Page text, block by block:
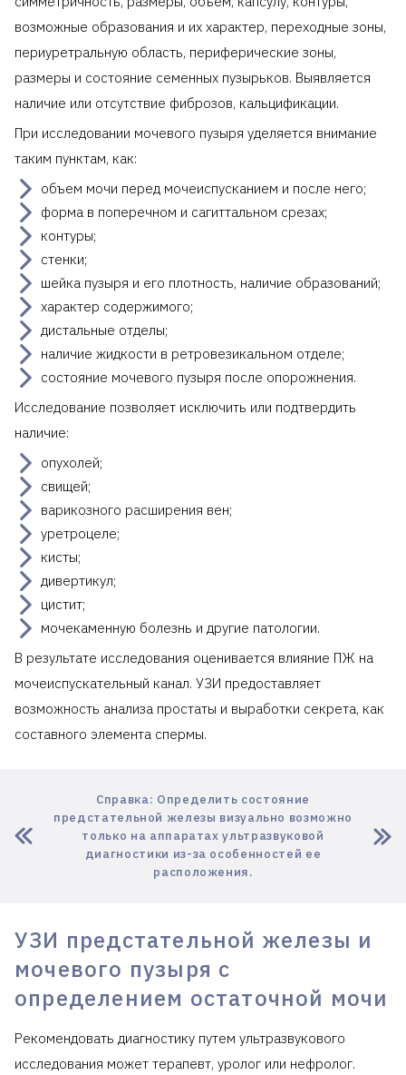
возможные образования и их характер, переходные зоны,
периуретральную область, периферические зоны,
размеры и состояние семенных пузырьков. Выявляется
наличие или отсутствие фиброзов, кальцификации.
При исследовании мочевого пузыря уделяется внимание
таким пунктам, как:
объем мочи перед мочеиспусканием и после него;
форма в поперечном и сагиттальном срезах;
контуры;
стенки;
шейка пузыря и его плотность, наличие образований;
характер содержимого;
дистальные отделы;
наличие жидкости в ретровезикальном отделе;
состояние мочевого пузыря после опорожнения.
Исследование позволяет исключить или подтвердить
наличие:
опухолей;
свищей;
варикозного расширения вен;
уретроцеле;
кисты;
дивертикул;
цистит;
мочекаменную болезнь и другие патологии.
В результате исследования оценивается влияние ПЖ на
мочеиспускательный канал. УЗИ предоставляет
возможность анализа простаты и выработки секрета, как
составного элемента спермы.
Справка: Определить состояние
предстательной железы визуально возможно
только на аппаратах ультразвуковой
диагностики из-за особенностей ее
расположения.
УЗИ предстательной железы и
мочевого пузыря с
определением остаточной мочи
Рекомендовать диагностику путем ультразвукового
исследования может терапевт, уролог или нефролог.